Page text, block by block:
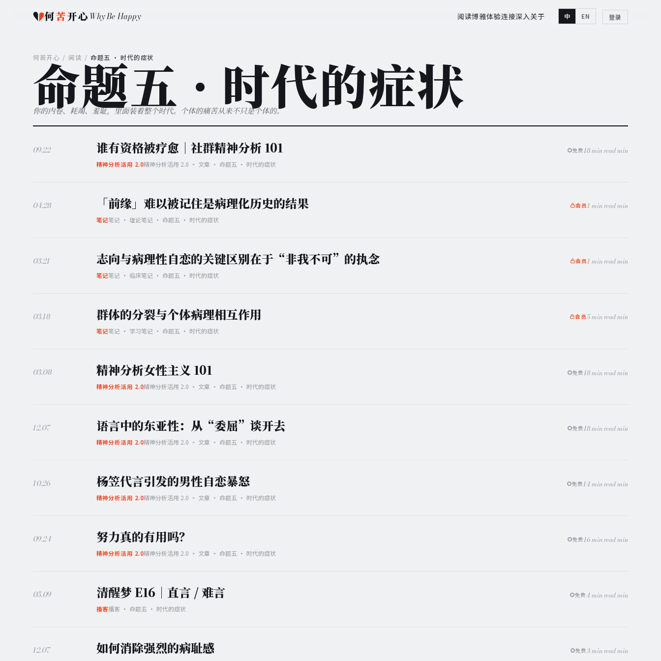
何苦开心 Why Be Happy 阅读博雅体验连接深入关于 中 EN 登录
何苦开心 / 阅读 / 命题五 · 时代的症状
命题五 · 时代的症状
你的内卷、耗竭、羞耻，里面装着整个时代。个体的痛苦从来不只是个体的。
09.22 谁有资格被疗愈｜社群精神分析 101
精神分析活用 2.0精神分析活用 2.0 · 文章 · 命题五 · 时代的症状
免费 18 min read min
04.28 「前缘」难以被记住是病理化历史的结果
笔记笔记 · 理论笔记 · 命题五 · 时代的症状
会员 1 min read min
03.21 志向与病理性自恋的关键区别在于“非我不可”的执念
笔记笔记 · 临床笔记 · 命题五 · 时代的症状
会员 1 min read min
03.18 群体的分裂与个体病理相互作用
笔记笔记 · 学习笔记 · 命题五 · 时代的症状
会员5 min read min
03.08 精神分析女性主义 101
精神分析活用 2.0精神分析活用 2.0 · 文章 · 命题五 · 时代的症状
免费 18 min read min
12.07 语言中的东亚性：从“委屈”谈开去
精神分析活用 2.0精神分析活用 2.0 · 文章 · 命题五 · 时代的症状
免费 18 min read min
10.26 杨笠代言引发的男性自恋暴怒
精神分析活用 2.0精神分析活用 2.0 · 文章 · 命题五 · 时代的症状
免费 14 min read min
09.24 努力真的有用吗？
精神分析活用 2.0精神分析活用 2.0 · 文章 · 命题五 · 时代的症状
免费 16 min read min
05.09 清醒梦 E16｜直言 / 难言
播客播客 · 命题五 · 时代的症状
免费 4 min read min
12.07 如何消除强烈的病耻感 免费3 min read min